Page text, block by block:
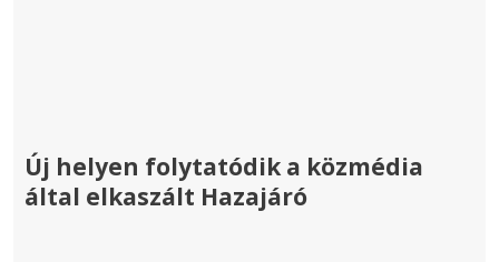
Új helyen folytatódik a közmédia
által elkaszált Hazajáró